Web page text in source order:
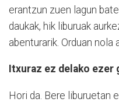
erantzun zuen lagun
daukak, hik liburuak
abenturarik. Orduan nola
Itxuraz ez delako ezer
Hori da. Bere liburuetan